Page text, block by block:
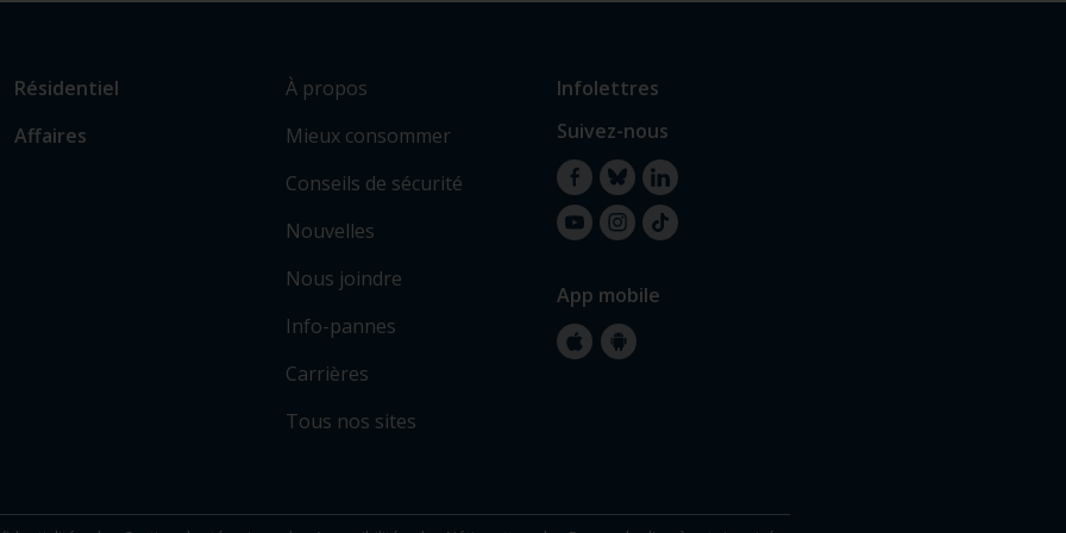
Lien
les
Résidentiel
Affaires
L
e
n
e
s
c
r
a
s
À propos
Mieux consommer
Conseils de sécurité
Nouvelles
Nous joindre
Info-pannes
Carrières
Tous nos sites
Infolettres
Suivez-nous
FacebookBlueskyLinkedIn
App mobile